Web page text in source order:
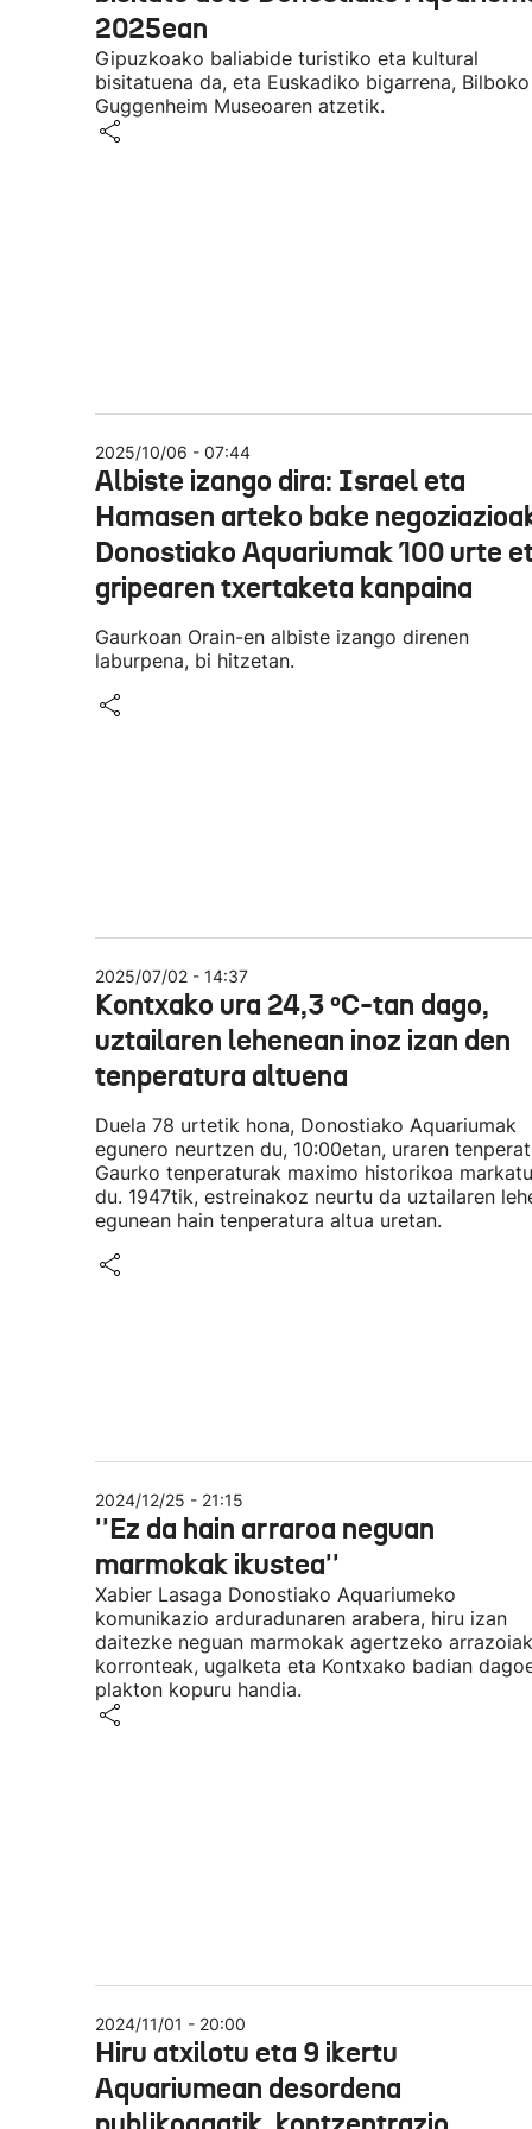
2025ean
Gipuzkoako baliabide turistiko eta kultural
bisitatuena da, eta Euskadiko bigarrena, Bilboko
Guggenheim Museoaren atzetik.
2025/10/06 - 07:44
Albiste izango dira: Israel eta
Hamasen arteko bake
Donostiako Aquariumak 100 urte
gripearen txertaketa kanpaina
Gaurkoan Orain-en albiste izango direnen
laburpena, bi hitzetan.
2025/07/02 - 14:37
Kontxako ura 24,3 ºC-tan dago,
uztailaren lehenean inoz izan den
tenperatura altuena
Duela 78 urtetik hona, Donostiako Aquariumak
egunero neurtzen du, 10:00etan, uraren
Gaurko tenperaturak maximo historikoa markatu
du. 1947tik, estreinakoz neurtu da uztailaren
egunean hain tenperatura altua uretan.
2024/12/25 - 21:15
''Ez da hain arraroa neguan
marmokak ikustea''
Xabier Lasaga Donostiako Aquariumeko
komunikazio arduradunaren arabera, hiru izan
daitezke neguan marmokak agertzeko
korronteak, ugalketa eta Kontxako badian
plakton kopuru handia.
2024/11/01 - 20:00
Hiru atxilotu eta 9 ikertu
Aquariumean desordena